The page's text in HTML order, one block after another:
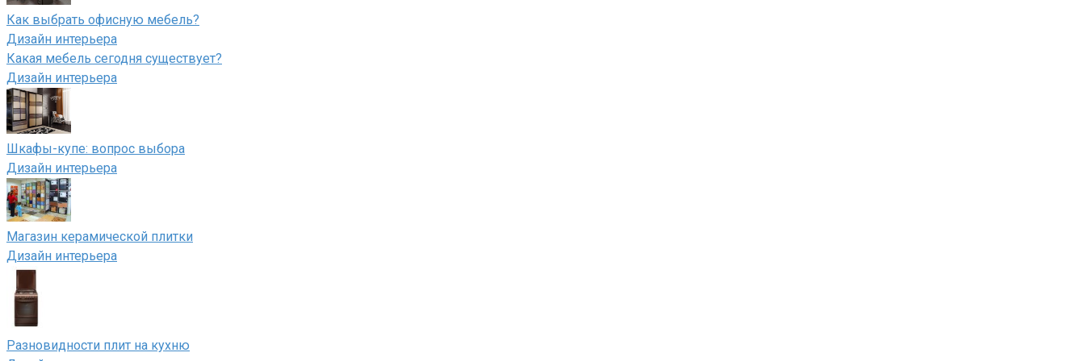
Как выбрать офисную мебель?
Дизайн интерьера
Какая мебель сегодня существует?
Дизайн интерьера
Шкафы-купе: вопрос выбора
Дизайн интерьера
Магазин керамической плитки
Дизайн интерьера
Разновидности плит на кухню